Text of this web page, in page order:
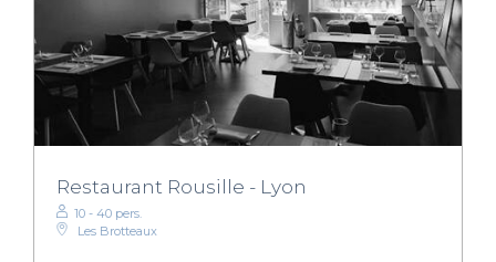
Restaurant Rousille - Lyon
10 - 40 pers.
Les Brotteaux